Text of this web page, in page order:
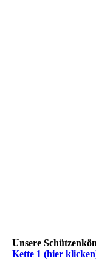
Unsere
Kette 1 (hier